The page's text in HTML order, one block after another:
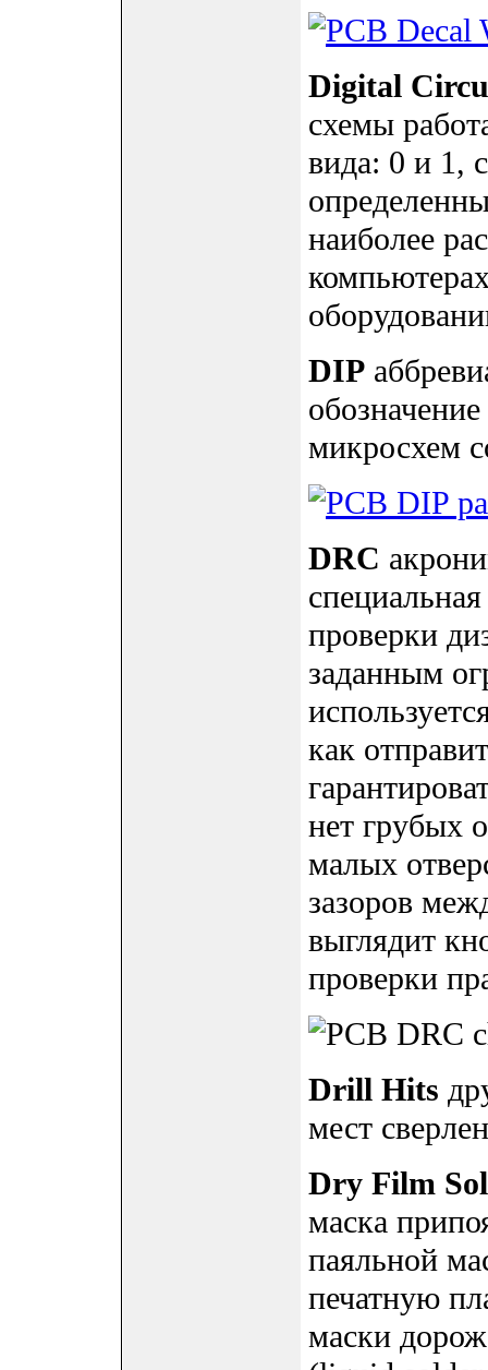
Digital
схемы
вида: 0 и 1,
наиболее
DIP
микросхем
DRC
проверки
заданным
как
нет грубых
малых
зазоров
выглядит
проверки
Drill Hits
мест
Dry Film
маска
паяльной
печатную
маски